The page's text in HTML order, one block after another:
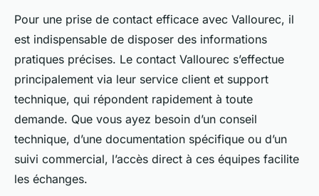
Pour une prise de contact efficace avec Vallourec, il
est indispensable de disposer des informations
pratiques précises. Le contact Vallourec s’effectue
principalement via leur service client et support
technique, qui répondent rapidement à toute
demande. Que vous ayez besoin d’un conseil
technique, d’une documentation spécifique ou d’un
suivi commercial, l’accès direct à ces équipes facilite
les échanges.